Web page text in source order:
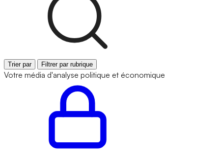
Trier par Filtrer par rubrique
Votre média d'analyse politique et économique